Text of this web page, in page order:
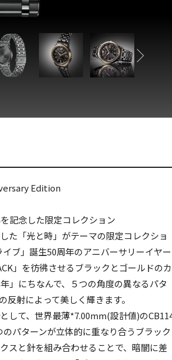
Edition
記念した限定コレクション
た「光と時」がテーマの限定コレクショ
ブ」誕生50周年のアニバーサリーイヤー
」を彷彿させるブラックとゴールドのカ
」にちなんで、５つの角度の異なるパタ
射によって美しく輝きます。
して、世界最薄*7.00mm(設計値)の
パターンが立体的に重なり合うブラック
スと針を組み合わせることで、暗闇に差